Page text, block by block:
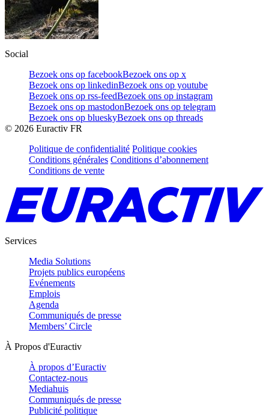
Social
Bezoek ons op facebookBezoek ons op x
Bezoek ons op linkedinBezoek ons op youtube
Bezoek ons op rss-feedBezoek ons op instagram
Bezoek ons op mastodonBezoek ons op telegram
Bezoek ons op blueskyBezoek ons op threads
© 2026 Euractiv FR
Politique de confidentialité Politique cookies
Conditions générales Conditions d’abonnement
Conditions de vente
Services
Media Solutions
Projets publics européens
Evénements
Emplois
Agenda
Communiqués de presse
Members’ Circle
À Propos d'Euractiv
À propos d’Euractiv
Contactez-nous
Mediahuis
Communiqués de presse
Publicité politique